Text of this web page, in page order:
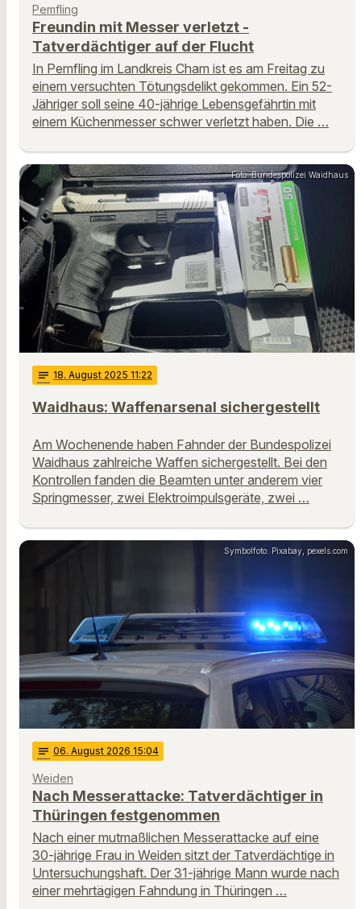
Pemfling
Freundin mit Messer verletzt -
Tatverdächtiger auf der Flucht
In Pemfling im Landkreis Cham ist es am Freitag zu
einem versuchten Tötungsdelikt gekommen. Ein 52-
Jähriger soll seine 40-jährige Lebensgefährtin mit
einem Küchenmesser schwer verletzt haben. Die …
Foto: Bundespolizei Waidhaus
notes 18. August 2025 11:22
Waidhaus: Waffenarsenal sichergestellt
Am Wochenende haben Fahnder der Bundespolizei
Waidhaus zahlreiche Waffen sichergestellt. Bei den
Kontrollen fanden die Beamten unter anderem vier
Springmesser, zwei Elektroimpulsgeräte, zwei …
Symbolfoto: Pixabay, pexels.com
notes 06. August 2026 15:04
Weiden
Nach Messerattacke: Tatverdächtiger in
Thüringen festgenommen
Nach einer mutmaßlichen Messerattacke auf eine
30-jährige Frau in Weiden sitzt der Tatverdächtige in
Untersuchungshaft. Der 31-jährige Mann wurde nach
einer mehrtägigen Fahndung in Thüringen …